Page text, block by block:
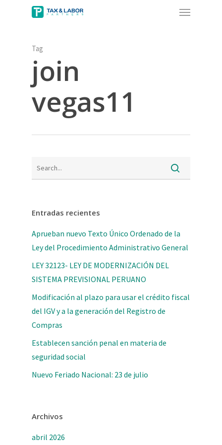
Menu
Tag
join
vegas11
Entradas recientes
Aprueban nuevo Texto Único Ordenado de la
Ley del Procedimiento Administrativo General
LEY 32123- LEY DE MODERNIZACIÓN DEL
SISTEMA PREVISIONAL PERUANO
Modificación al plazo para usar el crédito fiscal
del IGV y a la generación del Registro de
Compras
Establecen sanción penal en materia de
seguridad social
Nuevo Feriado Nacional: 23 de julio
Archivos
abril 2026